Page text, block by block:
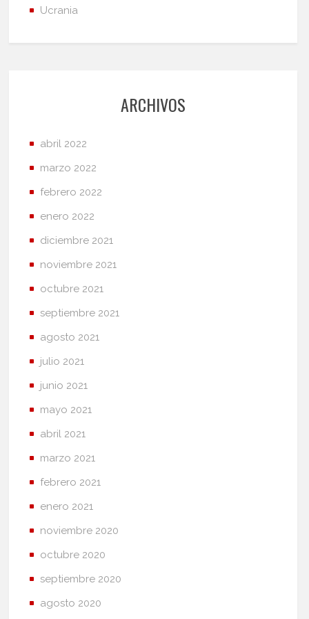
Ucrania
ARCHIVOS
abril 2022
marzo 2022
febrero 2022
enero 2022
diciembre 2021
noviembre 2021
octubre 2021
septiembre 2021
agosto 2021
julio 2021
junio 2021
mayo 2021
abril 2021
marzo 2021
febrero 2021
enero 2021
noviembre 2020
octubre 2020
septiembre 2020
agosto 2020